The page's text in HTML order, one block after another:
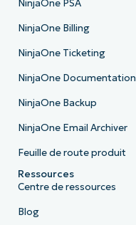
NinjaOne PSA
NinjaOne Billing
NinjaOne Ticketing
NinjaOne Documentation
NinjaOne Backup
NinjaOne Email Archiver
Feuille de route produit
Ressources
Centre de ressources
Blog